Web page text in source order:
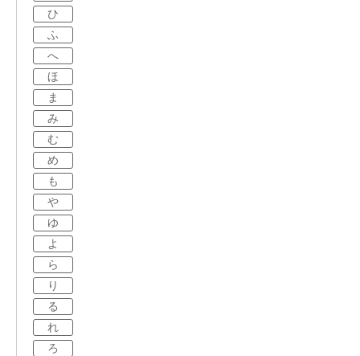
ひ
ふ
へ
ほ
ま
み
む
め
も
や
ゆ
よ
ら
り
る
れ
ろ